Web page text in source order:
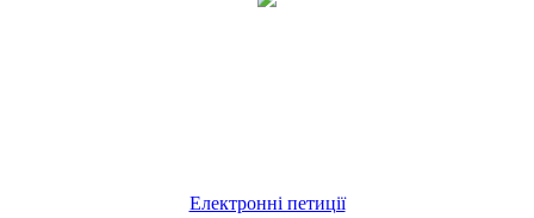
Електронні петиції